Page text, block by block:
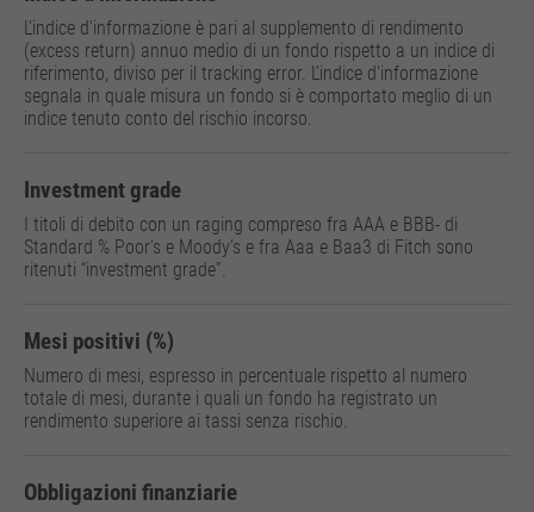
L’indice d'informazione è pari al supplemento di rendimento
(excess return) annuo medio di un fondo rispetto a un indice di
riferimento, diviso per il tracking error. L’indice d'informazione
segnala in quale misura un fondo si è comportato meglio di un
indice tenuto conto del rischio incorso.
Investment grade
I titoli di debito con un raging compreso fra AAA e BBB- di
Standard % Poor’s e Moody’s e fra Aaa e Baa3 di Fitch sono
ritenuti “investment grade”.
Mesi positivi (%)
Numero di mesi, espresso in percentuale rispetto al numero
totale di mesi, durante i quali un fondo ha registrato un
rendimento superiore ai tassi senza rischio.
Obbligazioni finanziarie